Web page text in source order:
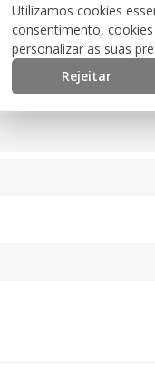
Utilizamos cookies
consentimento,
personalizar as suas
Rejeitar